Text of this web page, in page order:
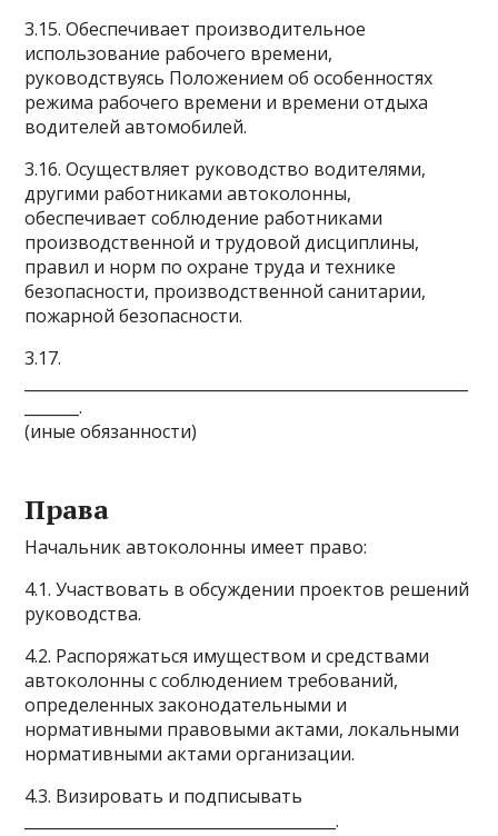
3.15. Обеспечивает производительное
использование рабочего времени,
руководствуясь Положением об особенностях
режима рабочего времени и времени отдыха
водителей автомобилей.
3.16. Осуществляет руководство водителями,
другими работниками автоколонны,
обеспечивает соблюдение работниками
производственной и трудовой дисциплины,
правил и норм по охране труда и технике
безопасности, производственной санитарии,
пожарной безопасности.
3.17.
_______.
(иные обязанности)
Права
Начальник автоколонны имеет право:
4.1. Участвовать в обсуждении проектов решений
руководства.
4.2. Распоряжаться имуществом и средствами
автоколонны с соблюдением требований,
определенных законодательными и
нормативными правовыми актами, локальными
нормативными актами организации.
4.3. Визировать и подписывать
________________________________________.